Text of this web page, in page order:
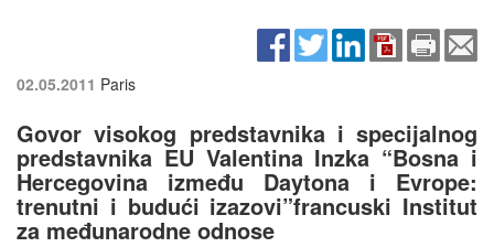
02.05.2011 Paris
Govor visokog predstavnika i specijalnog
predstavnika EU Valentina Inzka “Bosna i
Hercegovina između Daytona i Evrope:
trenutni i budući izazovi”francuski Institut
za međunarodne odnose